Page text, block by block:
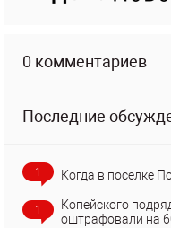
0 комментариев
Последние
1 Когда в поселке
1
Копейского
оштрафовали на